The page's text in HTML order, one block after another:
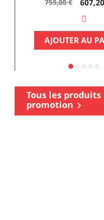
base
759,00 €
AJOUTER AU
Tous les produits
promotion 